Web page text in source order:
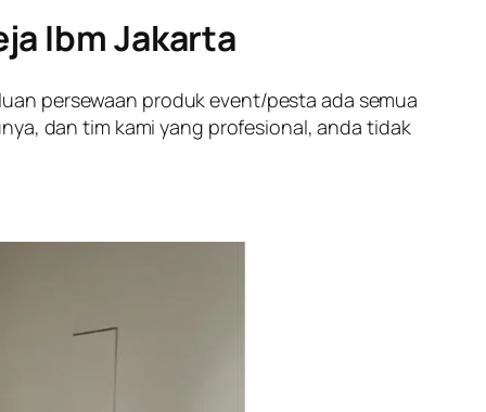
Ibm Jakarta
persewaan produk event/pesta ada semua
dan tim kami yang profesional, anda tidak